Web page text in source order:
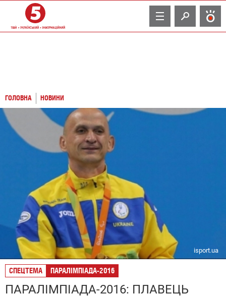
TV
ГОЛОВНА НОВИНИ
isport.ua
СПЕЦТЕМА ПАРАЛІМПІАДА-2016
ПАРАЛІМПІАДА-2016: ПЛАВЕЦЬ